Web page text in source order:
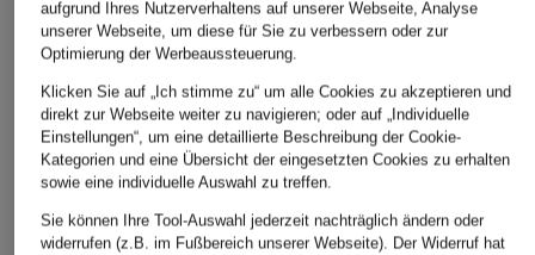
aufgrund Ihres Nutzerverhaltens auf unserer Webseite, Analyse
unserer Webseite, um diese für Sie zu verbessern oder zur
Optimierung der Werbeaussteuerung.
Klicken Sie auf „Ich stimme zu“ um alle Cookies zu akzeptieren und
direkt zur Webseite weiter zu navigieren; oder auf „Individuelle
Einstellungen“, um eine detaillierte Beschreibung der Cookie-
Kategorien und eine Übersicht der eingesetzten Cookies zu erhalten
sowie eine individuelle Auswahl zu treffen.
Sie können Ihre Tool-Auswahl jederzeit nachträglich ändern oder
widerrufen (z.B. im Fußbereich unserer Webseite). Der Widerruf hat